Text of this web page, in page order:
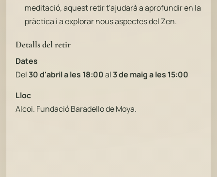
meditació, aquest retir t'ajudarà a aprofundir en la
pràctica i a explorar nous aspectes del Zen.
Detalls del retir
Dates
Del30 d'abril a les 18:00al3 de maig a les 15:00
Lloc
Alcoi. Fundació Baradello de Moya.